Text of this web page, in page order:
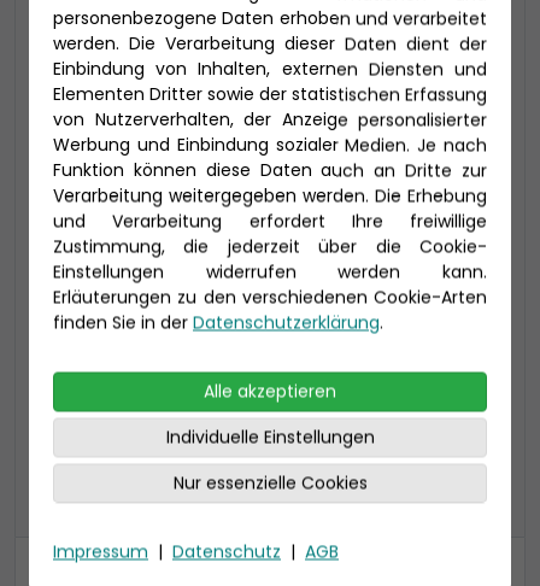
2-Bett Juniorsuite mit Lounge (JB)
34 qm (bis zu 4 Personen)
inklusive Lounge (6qm) und Veranda (6qm),
Preis 5.600 €
alle Kategorien anzeigen
Kabine
personenbezogene Daten erhoben und verarbeitet
werden. Die Verarbeitung dieser Daten dient der
Einbindung von Inhalten, externen Diensten und
Elementen Dritter sowie der statistischen Erfassung
von Nutzerverhalten, der Anzeige personalisierter
Werbung und Einbindung sozialer Medien. Je nach
Funktion können diese Daten auch an Dritte zur
Verarbeitung weitergegeben werden. Die Erhebung
und Verarbeitung erfordert Ihre freiwillige
Zustimmung, die jederzeit über die Cookie-
Einstellungen widerrufen werden kann.
Erläuterungen zu den verschiedenen Cookie-Arten
finden Sie in der Datenschutzerklärung.
Alle akzeptieren
Individuelle Einstellungen
Nur essenzielle Cookies
Impressum | Datenschutz | AGB